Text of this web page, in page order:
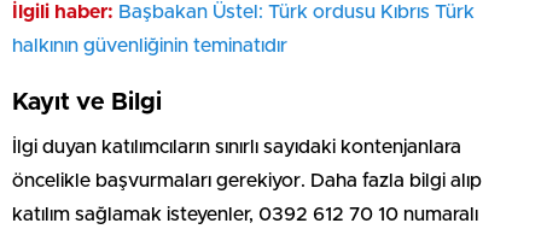
İlgili haber: Başbakan Üstel: Türk ordusu Kıbrıs Türk
halkının güvenliğinin teminatıdır
Kayıt ve Bilgi
İlgi duyan katılımcıların sınırlı sayıdaki kontenjanlara
öncelikle başvurmaları gerekiyor. Daha fazla bilgi alıp
katılım sağlamak isteyenler, 0392 612 70 10 numaralı